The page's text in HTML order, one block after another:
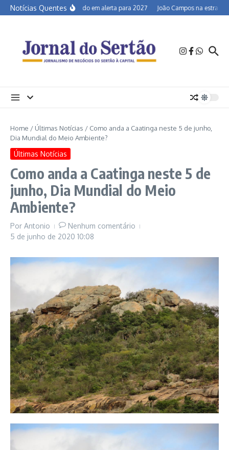
Ir para o conteúdo
Notícias QuentesSemiárido em alerta para 2027 João Campos na estrada
Home / Últimas Notícias / Como anda a Caatinga neste 5 de junho,
Dia Mundial do Meio Ambiente?
Últimas Notícias
Como anda a Caatinga neste 5 de
junho, Dia Mundial do Meio
Ambiente?
Por Antonio
Nenhum comentário
5 de junho de 2020 10:08